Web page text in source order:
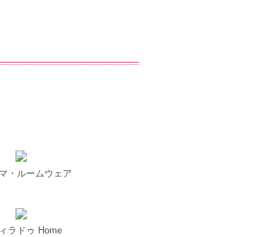
・ルームウェア
ラドゥ Home